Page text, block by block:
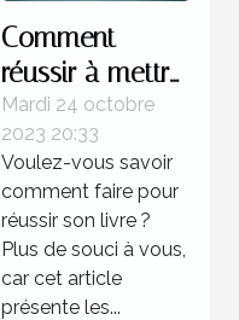
Comment
réussir à mettre
au point un
livre ?
Mardi 24 octobre
2023 20:33
Voulez-vous savoir
comment faire pour
réussir son livre ?
Plus de souci à vous,
car cet article
présente les...